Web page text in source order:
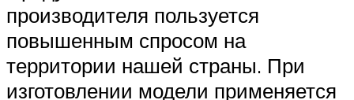
производителя пользуется
повышенным спросом на
территории нашей страны. При
изготовлении модели применяется